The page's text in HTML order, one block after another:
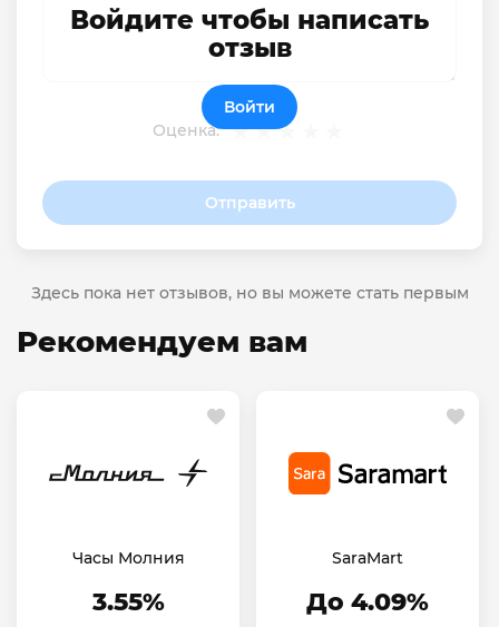
Оценка:
Отправить
Войдите чтобы написать
отзыв
Войти
Здесь пока нет отзывов, но вы можете стать первым
Рекомендуем вам
Часы Молния
3.55%
SaraMart
До 4.09%